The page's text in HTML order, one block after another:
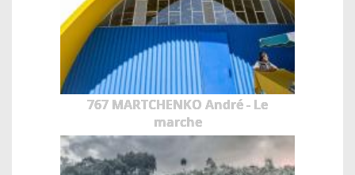
767 MARTCHENKO André - Le
marche